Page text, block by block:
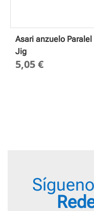
Asari anzuelo Paralel
Jig
5,05€